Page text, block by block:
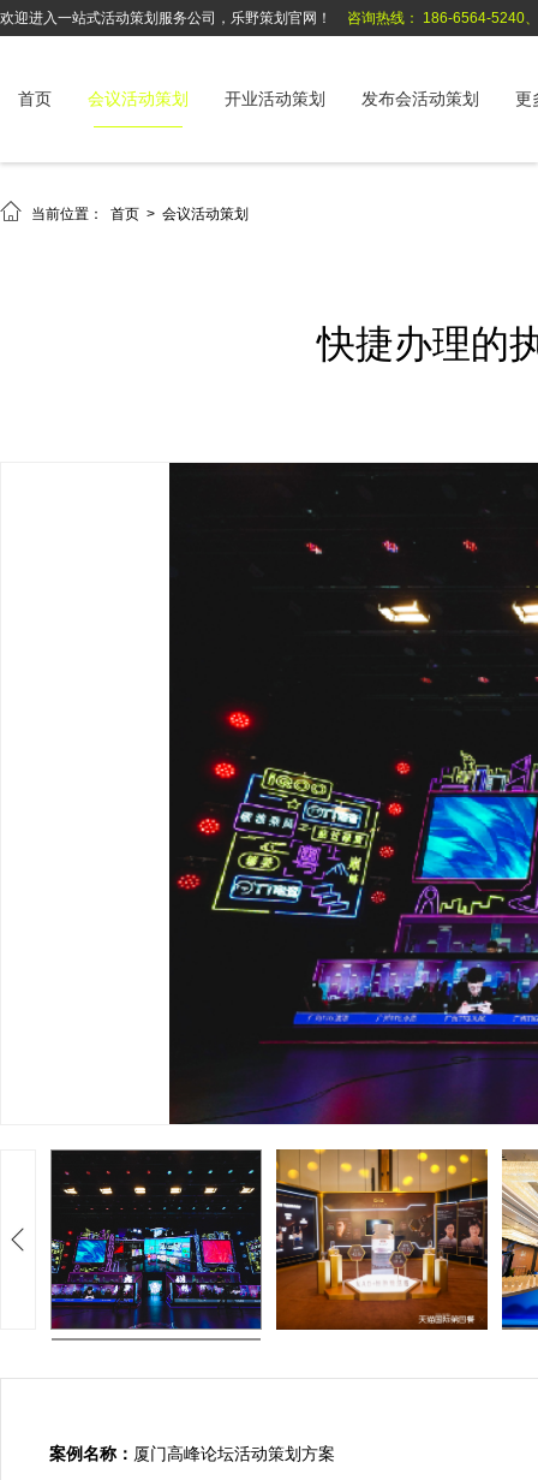
欢迎进入一站式活动策划服务公司，乐野策划官网！ 咨询热线： 186-6564-5240
首页 会议活动策划 开业活动策划 发布会活动策划 更
 当前位置： 首页 > 会议活动策划
快捷办理的
案例名称： 厦门高峰论坛活动策划方案